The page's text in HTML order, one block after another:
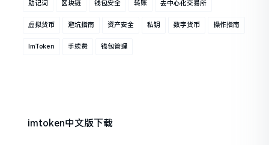
助记词 区块链 钱包安全 转账 去中心化交易所
虚拟货币 避坑指南 资产安全 私钥 数字货币 操作指南
ImToken 手续费 钱包管理
imtoken中文版下载